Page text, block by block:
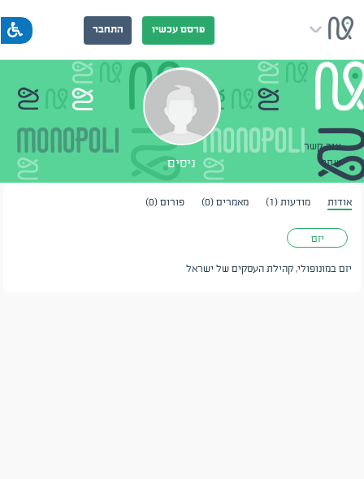
פרסם עכשיו התחבר
צור קשר
שתף
ניסים
אודות מודעות (1) מאמרים (0) פורום (0)
יזם
יזם במונופולי, קהילת העסקים של ישראל